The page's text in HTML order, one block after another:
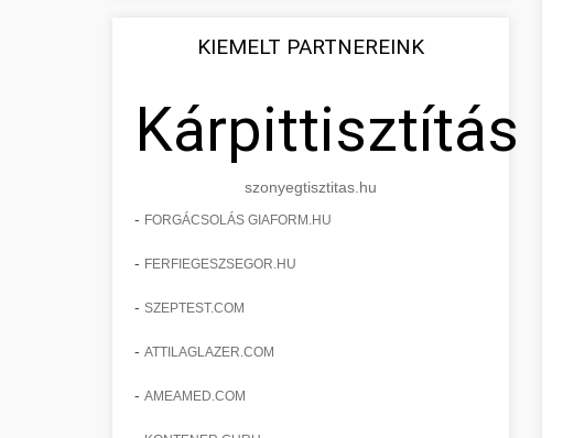
KIEMELT PARTNEREINK
Kárpittisztítás
szonyegtisztitas.hu
- FORGÁCSOLÁS GIAFORM.HU
- FERFIEGESZSEGOR.HU
- SZEPTEST.COM
- ATTILAGLAZER.COM
- AMEAMED.COM